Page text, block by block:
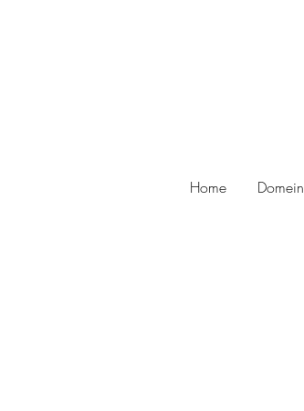
Home Domein